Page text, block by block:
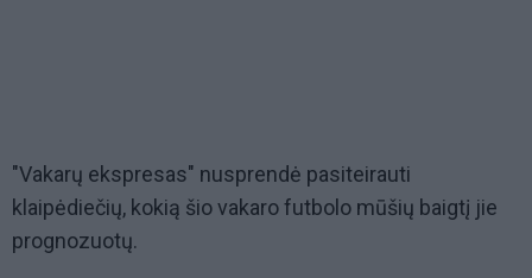
"Vakarų ekspresas" nusprendė pasiteirauti
klaipėdiečių, kokią šio vakaro futbolo mūšių baigtį jie
prognozuotų.